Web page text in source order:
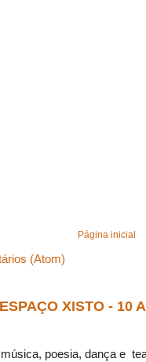
Página inicial
(Atom)
XISTO - 10
poesia, dança e